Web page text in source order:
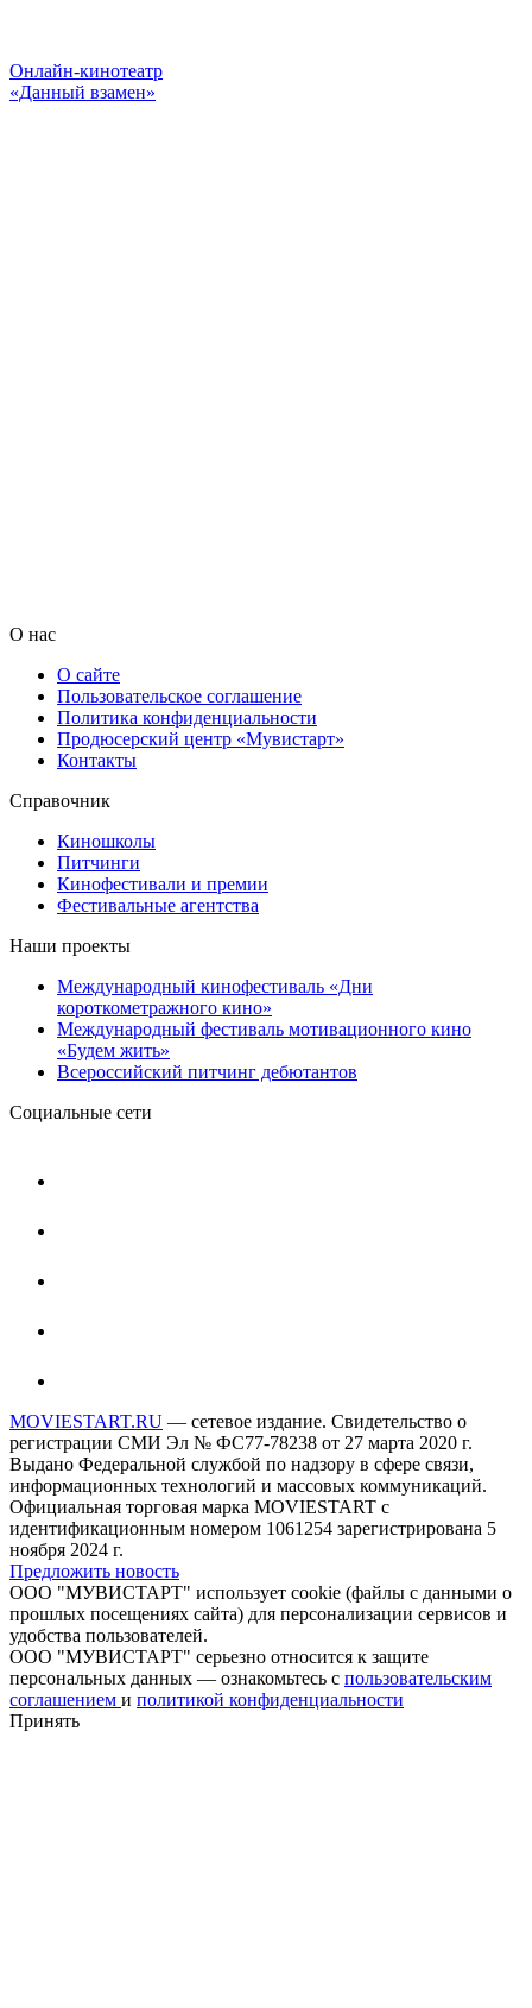
Онлайн-кинотеатр
«Данный взамен»
О нас
О сайте
Пользовательское соглашение
Политика конфиденциальности
Продюсерский центр «Мувистарт»
Контакты
Справочник
Киношколы
Питчинги
Кинофестивали и премии
Фестивальные агентства
Наши проекты
Международный кинофестиваль «Дни
короткометражного кино»
Международный фестиваль мотивационного кино
«Будем жить»
Всероссийский питчинг дебютантов
Социальные сети
MOVIESTART.RU — сетевое издание. Свидетельство о
регистрации СМИ Эл № ФС77-78238 от 27 марта 2020 г.
Выдано Федеральной службой по надзору в сфере связи,
информационных технологий и массовых коммуникаций.
Официальная торговая марка MOVIESTART с
идентификационным номером 1061254 зарегистрирована 5
ноября 2024 г.
Предложить новость
ООО "МУВИСТАРТ" использует cookie (файлы с данными о
прошлых посещениях сайта) для персонализации сервисов и
удобства пользователей.
ООО "МУВИСТАРТ" серьезно относится к защите
персональных данных — ознакомьтесь с пользовательским
соглашением и политикой конфиденциальности
Принять